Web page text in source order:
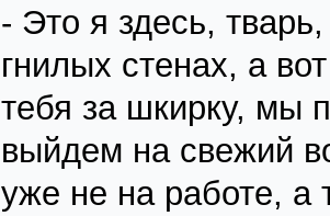
- Это я здесь,
гнилых стенах, а
тебя за шкирку, мы
выйдем на свежий
уже не на работе, а